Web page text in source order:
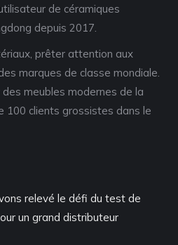
de céramiques
depuis 2017.
prêter attention aux
marques de classe mondiale.
meubles modernes de la
100 clients grossistes dans le
relevé le défi du test de
un grand distributeur